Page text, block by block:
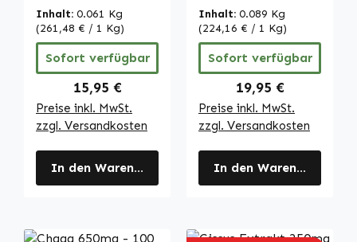
Yucca - 120
Kapseln -
hochdosiert &
vegan | Warnke
Vitalstoffe
Inhalt: 0.061 Kg
(261,48 € / 1 Kg)
Sofort verfügbar
Regulärer Preis:
15,95 €
Preise inkl. MwSt.
zzgl. Versandkosten
In den Warenkorb
hochdosiert &
vegan | Warnke
Vitalstoffe
Inhalt: 0.089 Kg
(224,16 € / 1 Kg)
Sofort verfügbar
Regulärer Preis:
19,95 €
Preise inkl. MwSt.
zzgl. Versandkosten
In den Warenkorb